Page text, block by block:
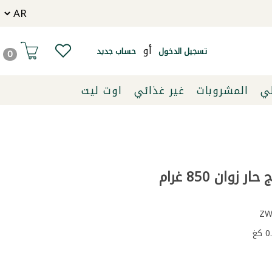
تسجيل الدخول أو حساب جديد 0
المشروبات غير غذائي
اوت ليت
850 غرام